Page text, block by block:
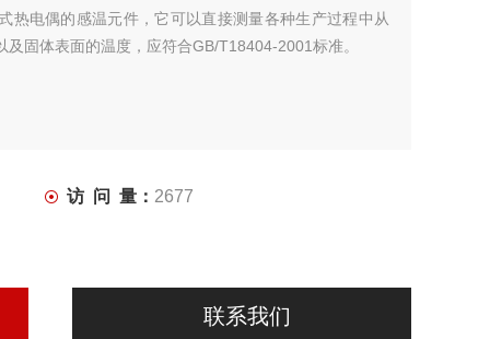
热电偶的感温元件，它可以直接测量各种生产过程中从
固体表面的温度，应符合GB/T18404-2001标准。
访 问 量： 2677
联系我们